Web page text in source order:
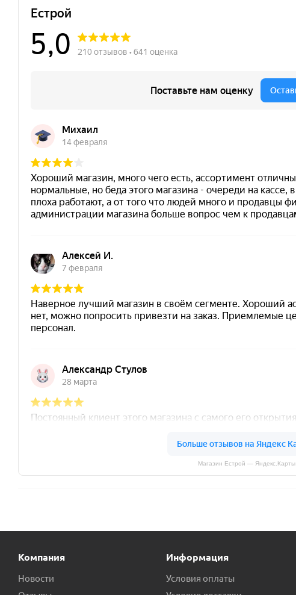
Магазин Естрой — Яндекс.Карты
Компания
Новости
Информация
Условия оплаты